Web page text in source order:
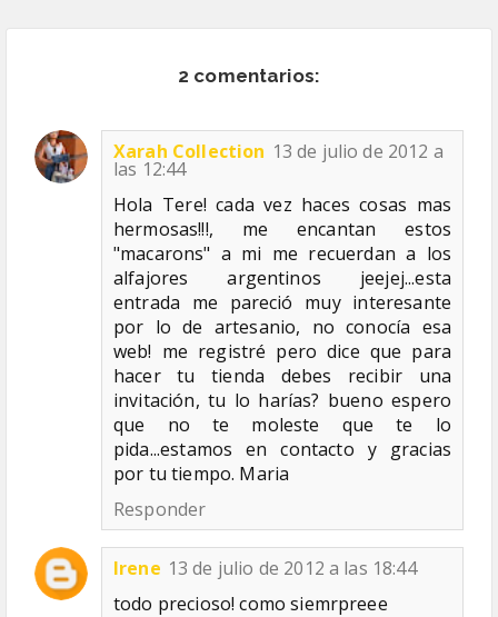
2 comentarios:
Xarah Collection 13 de julio de 2012 a
las 12:44
Hola Tere! cada vez haces cosas mas
hermosas!!!, me encantan estos
"macarons" a mi me recuerdan a los
alfajores argentinos jeejej...esta
entrada me pareció muy interesante
por lo de artesanio, no conocía esa
web! me registré pero dice que para
hacer tu tienda debes recibir una
invitación, tu lo harías? bueno espero
que no te moleste que te lo
pida...estamos en contacto y gracias
por tu tiempo. Maria
Responder
Irene 13 de julio de 2012 a las 18:44
todo precioso! como siemrpreee